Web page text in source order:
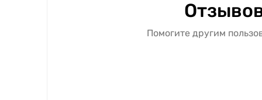
Помогите другим